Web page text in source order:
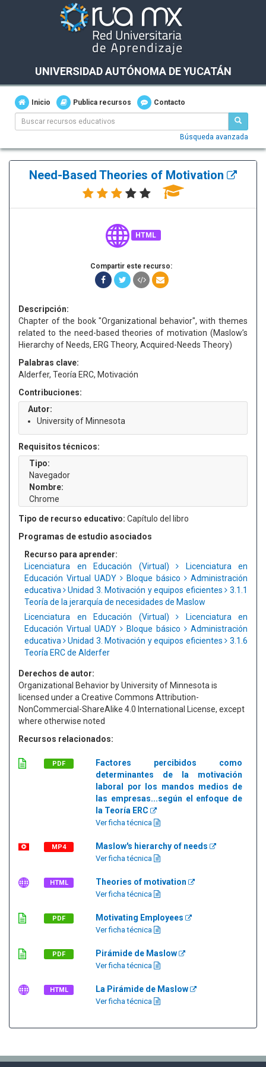
UNIVERSIDAD AUTÓNOMA DE YUCATÁN
Inicio Publica recursos Contacto
Búsqueda avanzada
Need-Based Theories of Motivation
HTML
Compartir este recurso:
Descripción:
Chapter of the book "Organizational behavior", with themes
related to the need-based theories of motivation (Maslow’s
Hierarchy of Needs, ERG Theory, Acquired-Needs Theory)
Palabras clave:
Alderfer, Teoría ERC, Motivación
Contribuciones:
Autor:
University of Minnesota
Requisitos técnicos:
Tipo:
Navegador
Nombre:
Chrome
Tipo de recurso educativo: Capítulo del libro
Programas de estudio asociados
Recurso para aprender:
Licenciatura en Educación (Virtual)
Licenciatura en
Educación Virtual UADY
Bloque básico
Administración
educativa
Unidad 3. Motivación y equipos eficientes
3.1.1
Teoría de la jerarquía de necesidades de Maslow
Licenciatura en Educación (Virtual)
Licenciatura en
Educación Virtual UADY
Bloque básico
Administración
educativa
Unidad 3. Motivación y equipos eficientes
3.1.6
Teoría ERC de Alderfer
Derechos de autor:
Organizational Behavior by University of Minnesota is
licensed under a Creative Commons Attribution-
NonCommercial-ShareAlike 4.0 International License, except
where otherwise noted
Recursos relacionados:
PDF
Factores percibidos como
determinantes de la motivación
laboral por los mandos medios de
las empresas...según el enfoque de
la Teoría ERC
Ver ficha técnica
MP4 Maslow's hierarchy of needs
Ver ficha técnica
HTML Theories of motivation
Ver ficha técnica
PDF Motivating Employees
Ver ficha técnica
PDF Pirámide de Maslow
Ver ficha técnica
HTML La Pirámide de Maslow
Ver ficha técnica